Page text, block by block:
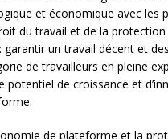
et économique avec les
du travail et de la protection
garantir un travail décent et
de travailleurs en pleine
potentiel de croissance et
de plateforme et la